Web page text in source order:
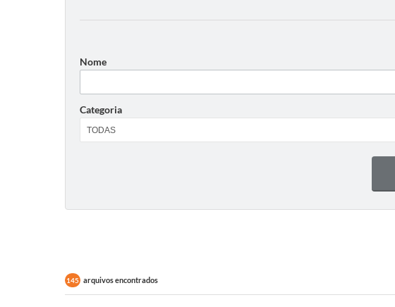
Nome
Categoria
145 arquivos encontrados